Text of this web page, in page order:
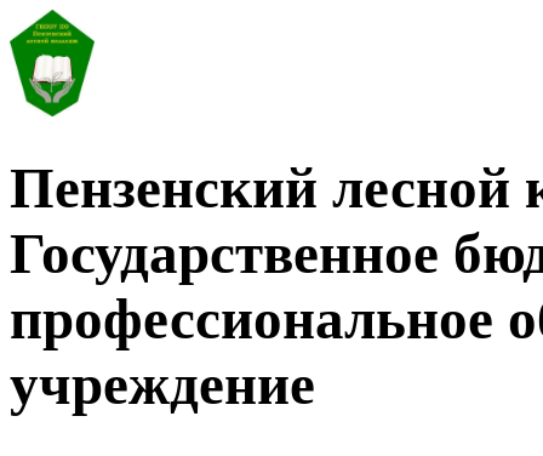
Пензенский лесной
Государственное
профессиональное
учреждение